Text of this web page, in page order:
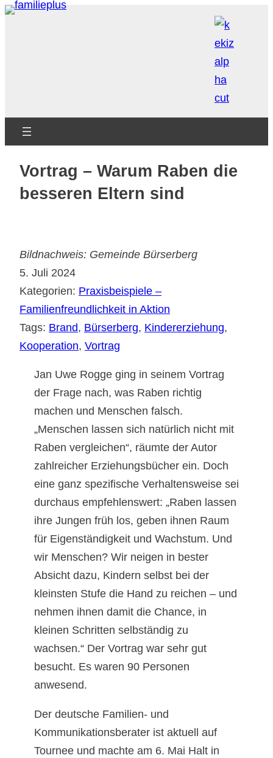
Zum
Vortrag – Warum Raben die
besseren Eltern sind
Bildnachweis: Gemeinde Bürserberg
5. Juli 2024
Kategorien: Praxisbeispiele –
Familienfreundlichkeit in Aktion
Tags: Brand, Bürserberg, Kindererziehung
Kooperation, Vortrag
Jan Uwe Rogge ging in seinem Vortrag
der Frage nach, was Raben richtig
machen und Menschen falsch.
„Menschen lassen sich natürlich nicht mit
Raben vergleichen“, räumte der Autor
zahlreicher Erziehungsbücher ein. Doch
eine ganz spezifische Verhaltensweise sei
durchaus empfehlenswert: „Raben lassen
ihre Jungen früh los, geben ihnen Raum
für Eigenständigkeit und Wachstum. Und
wir Menschen? Wir neigen in bester
Absicht dazu, Kindern selbst bei der
kleinsten Stufe die Hand zu reichen – und
nehmen ihnen damit die Chance, in
kleinen Schritten selbständig zu
wachsen.“ Der Vortrag war sehr gut
besucht. Es waren 90 Personen
anwesend.
Der deutsche Familien- und
Kommunikationsberater ist aktuell auf
Tournee und machte am 6. Mai Halt in